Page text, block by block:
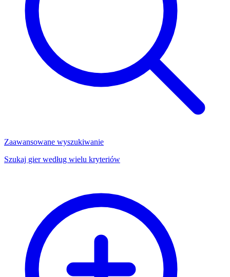
Zaawansowane wyszukiwanie
Szukaj gier według wielu kryteriów